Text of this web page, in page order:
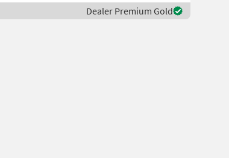
Dealer Premium Gold